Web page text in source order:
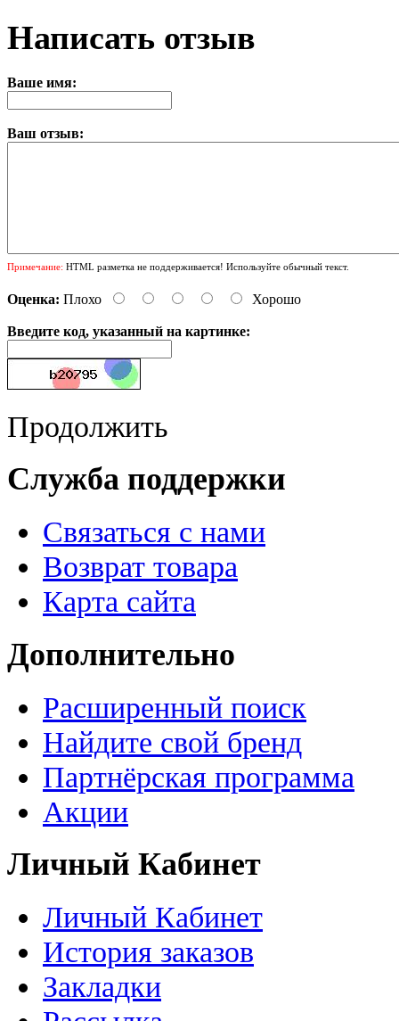
Написать отзыв
Ваше имя:
Ваш отзыв:
Примечание: HTML разметка не поддерживается! Используйте обычный текст.
Оценка: Плохо Хорошо
Введите код, указанный на картинке:
Продолжить
Служба поддержки
Связаться с нами
Возврат товара
Карта сайта
Дополнительно
Расширенный поиск
Найдите свой бренд
Партнёрская программа
Акции
Личный Кабинет
Личный Кабинет
История заказов
Закладки